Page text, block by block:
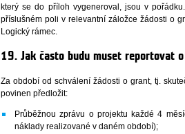
který se do příloh vygeneroval, jsou v
příslušném poli v relevantní záložce žádosti o
Logický rámec.
19. Jak často budu muset reportovat
Za období od schválení žádosti o grant, tj.
povinen předložit:
Průběžnou zprávu o projektu každé 4
náklady realizované v daném období);